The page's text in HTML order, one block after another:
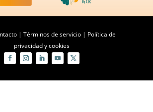
| Términos de servicio| Política de
privacidad y cookies